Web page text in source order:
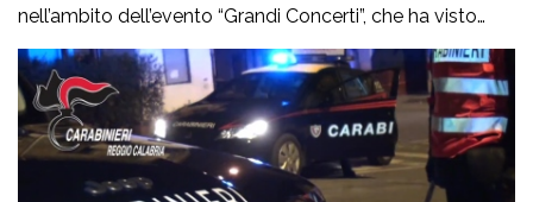
nell’ambito dell’evento “Grandi Concerti”, che ha visto
protagonista il Maestro Cettina Nicolosi, sul podio della
Grande Orchestra Sinfonica “Tosti” e del Coro Lirico
“Salecchi” Città di Chieti.Davanti a un pubblico numeroso
e partecipe, la musica ha conquistato […]